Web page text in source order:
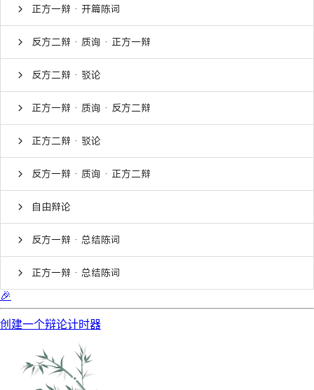
正方一辩 · 开篇陈词
反方二辩 · 质询 · 正方一辩
反方二辩 · 驳论
正方一辩 · 质询 · 反方二辩
正方二辩 · 驳论
反方一辩 · 质询 · 正方二辩
自由辩论
反方一辩 · 总结陈词
正方一辩 · 总结陈词
🎉
创建一个辩论计时器